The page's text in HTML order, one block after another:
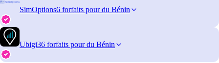
SimOptions6 forfaits pour du Bénin
Ubigi36 forfaits pour du Bénin